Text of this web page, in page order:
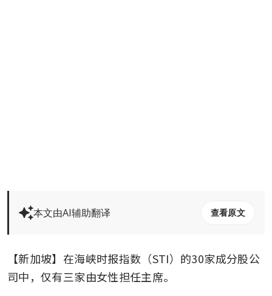
本文由AI辅助翻译 查看原文
【新加坡】在海峡时报指数（STI）的30家成分股公
司中，仅有三家由女性担任主席。